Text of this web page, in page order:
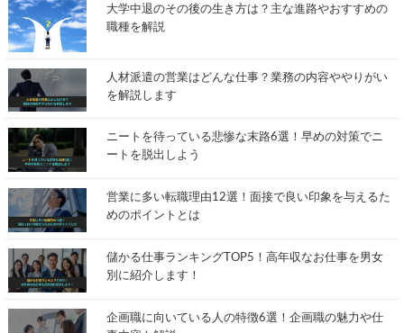
大学中退のその後の生き方は？主な進路やおすすめの
職種を解説
人材派遣の営業はどんな仕事？業務の内容ややりがい
を解説します
ニートを待っている悲惨な末路6選！早めの対策でニ
ートを脱出しよう
営業に多い転職理由12選！面接で良い印象を与えるた
めのポイントとは
儲かる仕事ランキングTOP5！高年収なお仕事を男女
別に紹介します！
企画職に向いている人の特徴6選！企画職の魅力や仕